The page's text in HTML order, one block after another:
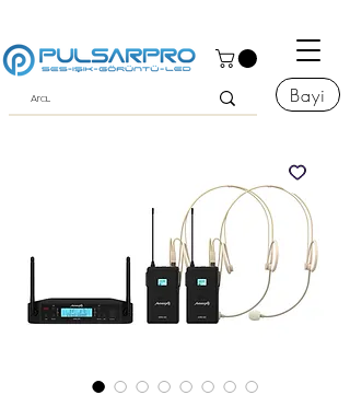
Bayi